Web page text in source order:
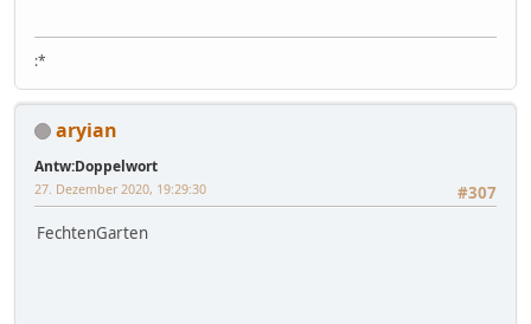
:*
aryian
Antw:Doppelwort
#307
27. Dezember 2020, 19:29:30
FechtenGarten